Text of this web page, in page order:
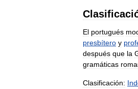
El portugués
presbítero y
después que la
gramáticas
Clasificación: